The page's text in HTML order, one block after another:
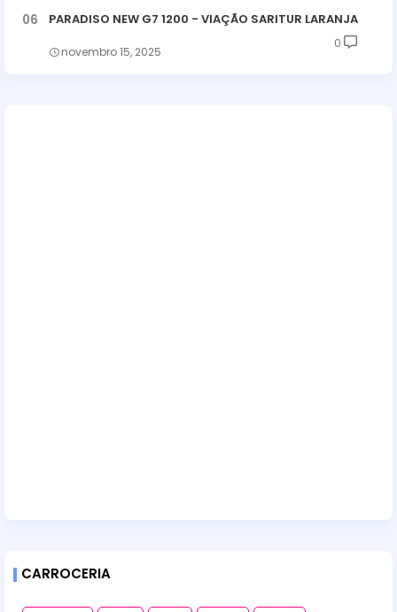
PARADISO NEW G7 1200 - VIAÇÃO SARITUR LARANJA
novembro 15, 2025
0
CARROCERIA